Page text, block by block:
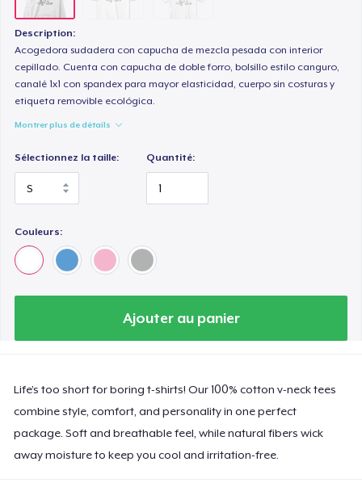
Description:
Acogedora sudadera con capucha de mezcla pesada con interior
cepillado. Cuenta con capucha de doble forro, bolsillo estilo canguro,
canalé 1x1 con spandex para mayor elasticidad, cuerpo sin costuras y
etiqueta removible ecológica.
Montrer plus de détails
Sélectionnez la taille: Quantité:
Couleurs:
Ajouter au panier
Life’s too short for boring t-shirts! Our 100% cotton v-neck tees
combine style, comfort, and personality in one perfect
package. Soft and breathable feel, while natural fibers wick
away moisture to keep you cool and irritation-free.